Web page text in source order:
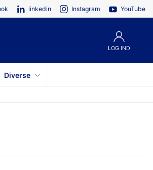
linkedin Instagram YouTube
LOG IND
Diverse